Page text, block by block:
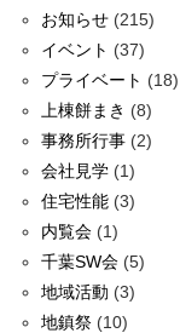
お知らせ(215)
イベント (37)
プライベート (18)
上棟餅まき (8)
事務所行事(2)
会社見学(1)
住宅性能(3)
内覧会(1)
千葉SW会(5)
地域活動 (3)
地鎮祭(10)